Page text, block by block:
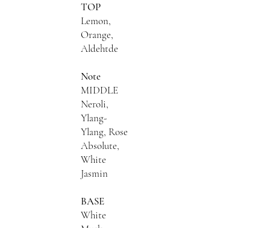
TOP
Lemon,
Orange,
Aldehtde
Note
MIDDLE
Neroli,
Ylang-
Ylang, Rose
Absolute,
White
Jasmin
BASE
White